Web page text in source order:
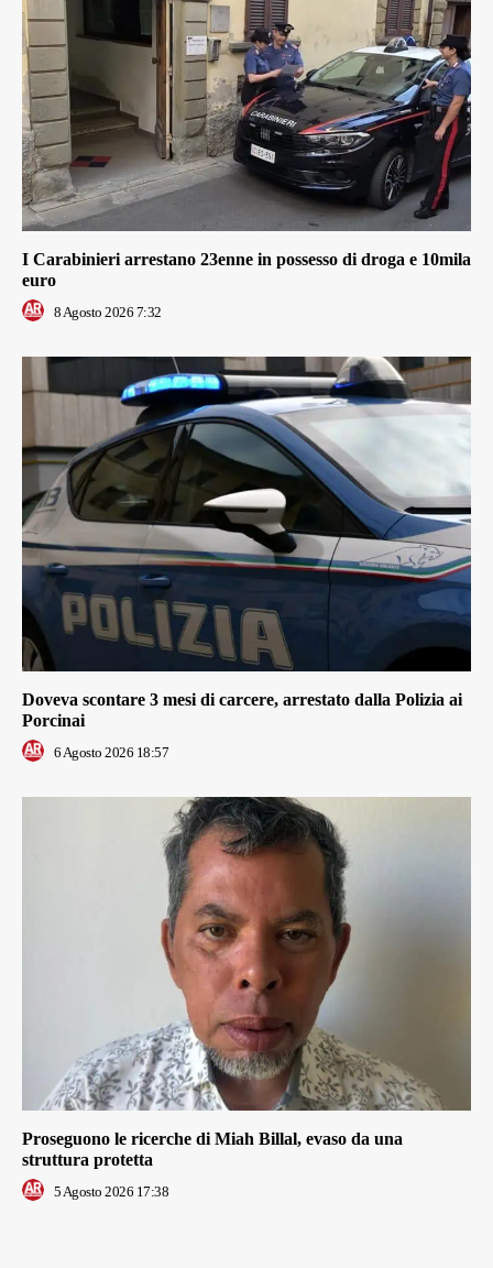
I Carabinieri arrestano 23enne in possesso di droga e 10mila
euro
8 Agosto 2026 7:32
Doveva scontare 3 mesi di carcere, arrestato dalla Polizia ai
Porcinai
6 Agosto 2026 18:57
Proseguono le ricerche di Miah Billal, evaso da una
struttura protetta
5 Agosto 2026 17:38